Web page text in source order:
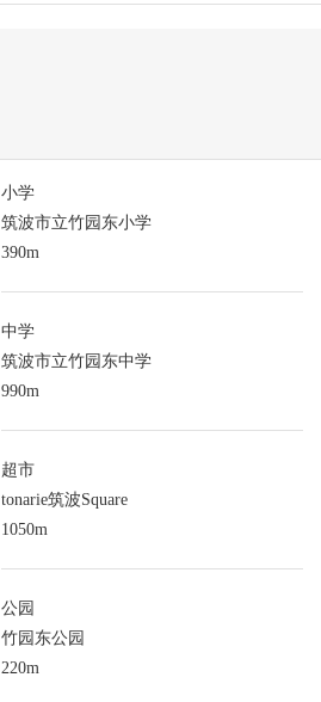
小学
筑波市立竹园东小学
390m
中学
筑波市立竹园东中学
990m
超市
tonarie筑波Square
1050m
公园
竹园东公园
220m